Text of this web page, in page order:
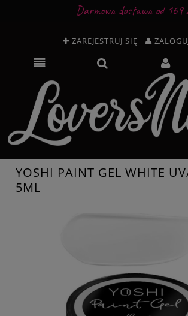
Darmowa dostawa od 169
ZAREJESTRUJ SIĘ
YOSHI PAINT GEL WHITE
5ML